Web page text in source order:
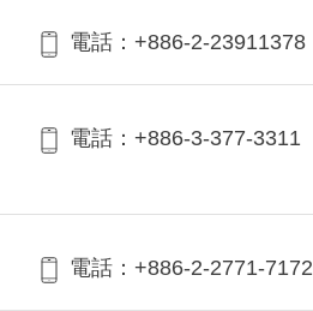
電話：+886-2-23911378
電話：+886-3-377-3311
電話：+886-2-2771-7172